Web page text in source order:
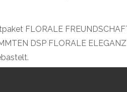
FLORALE
DSP FLORALE